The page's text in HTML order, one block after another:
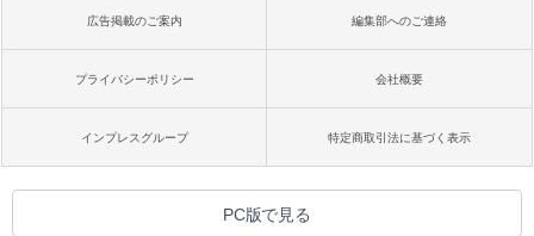
広告掲載のご案内 編集部へのご連絡
プライバシーポリシー 会社概要
インプレスグループ 特定商取引法に基づく表示
PC版で見る